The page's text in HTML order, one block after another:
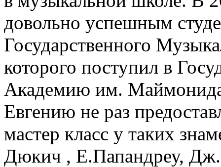
довольно успешным
Государственного
которого поступил в
Академию им.
Евгению не раз
мастер класс у таких
Дюкич , Е.Папандреу,